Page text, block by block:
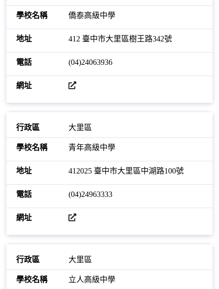
僑泰高級中學
412 臺中市大里區樹王路342號
(04)24063936
開啟網站
大里區
青年高級中學
412025 臺中市大里區中湖路100號
(04)24963333
開啟網站
大里區
立人高級中學